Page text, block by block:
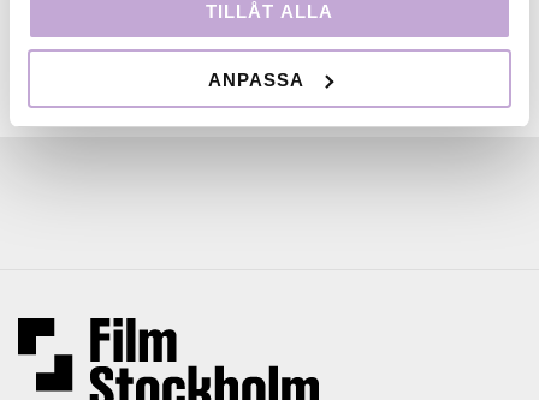
TILLÅT ALLA
ANPASSA